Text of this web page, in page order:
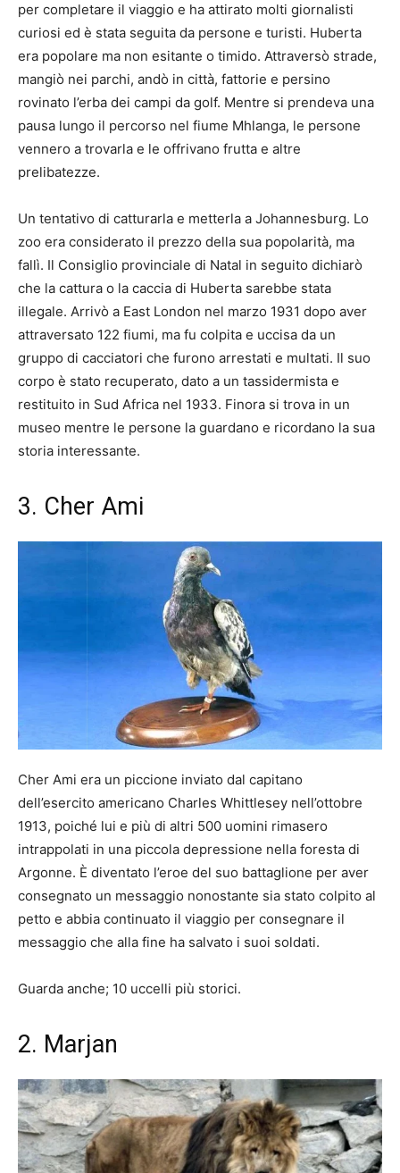
per completare il viaggio e ha attirato molti giornalisti
curiosi ed è stata seguita da persone e turisti. Huberta
era popolare ma non esitante o timido. Attraversò strade,
mangiò nei parchi, andò in città, fattorie e persino
rovinato l’erba dei campi da golf. Mentre si prendeva una
pausa lungo il percorso nel fiume Mhlanga, le persone
vennero a trovarla e le offrivano frutta e altre
prelibatezze.
Un tentativo di catturarla e metterla a Johannesburg. Lo
zoo era considerato il prezzo della sua popolarità, ma
fallì. Il Consiglio provinciale di Natal in seguito dichiarò
che la cattura o la caccia di Huberta sarebbe stata
illegale. Arrivò a East London nel marzo 1931 dopo aver
attraversato 122 fiumi, ma fu colpita e uccisa da un
gruppo di cacciatori che furono arrestati e multati. Il suo
corpo è stato recuperato, dato a un tassidermista e
restituito in Sud Africa nel 1933. Finora si trova in un
museo mentre le persone la guardano e ricordano la sua
storia interessante.
3. Cher Ami
Cher Ami era un piccione inviato dal capitano
dell’esercito americano Charles Whittlesey nell’ottobre
1913, poiché lui e più di altri 500 uomini rimasero
intrappolati in una piccola depressione nella foresta di
Argonne. È diventato l’eroe del suo battaglione per aver
consegnato un messaggio nonostante sia stato colpito al
petto e abbia continuato il viaggio per consegnare il
messaggio che alla fine ha salvato i suoi soldati.
Guarda anche; 10 uccelli più storici.
2. Marjan